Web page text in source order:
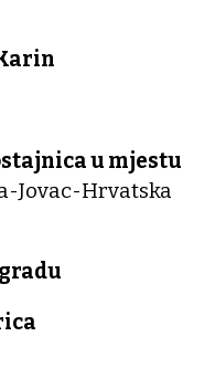
u mjestu
Jovac-Hrvatska